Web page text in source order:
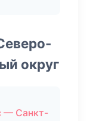
округ
— Санкт-